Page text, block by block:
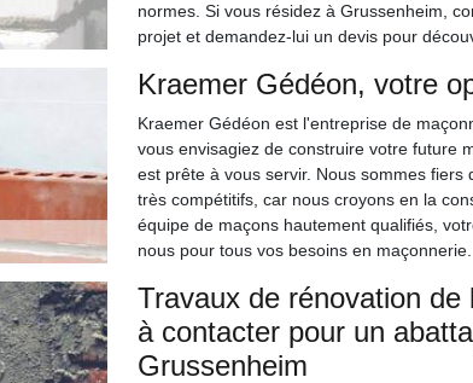
normes. Si vous résidez à Grussenheim,
projet et demandez-lui un devis pour
Kraemer Gédéon, votre
Kraemer Gédéon est l'entreprise de
vous envisagiez de construire votre future
est prête à vous servir. Nous sommes
très compétitifs, car nous croyons en la
équipe de maçons hautement qualifiés,
nous pour tous vos besoins en maçonnerie.
Travaux de rénovation de
à contacter pour un
Grussenheim